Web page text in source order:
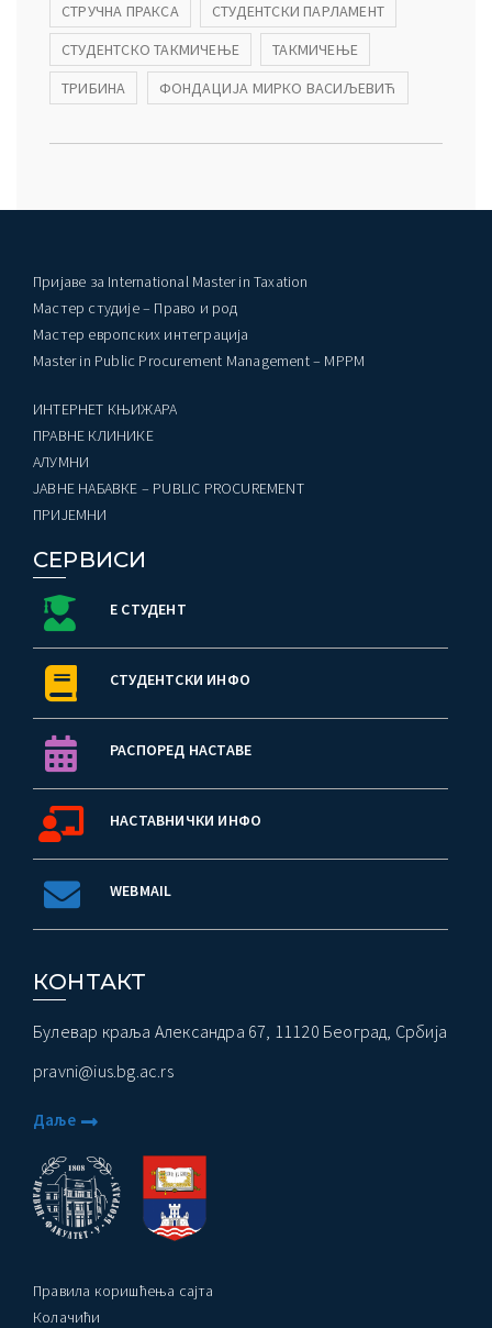
СТРУЧНА ПРАКСА
СТУДЕНТСКИ ПАРЛАМЕНТ
СТУДЕНТСКО ТАКМИЧЕЊЕ
ТАКМИЧЕЊЕ
ТРИБИНА
ФОНДАЦИЈА МИРКО ВАСИЉЕВИЋ
Пријаве за International Master in Taxation
Мастер студије – Право и род
Мастер европских интеграција
Master in Public Procurement Management – MPPM
ИНТЕРНЕТ КЊИЖАРА
ПРАВНЕ КЛИНИКЕ
AЛУМНИ
ЈАВНЕ НАБАВКЕ – PUBLIC PROCUREMENT
ПРИЈЕМНИ
СЕРВИСИ
Е СТУДЕНТ
СТУДЕНТСКИ ИНФО
РАСПОРЕД НАСТАВЕ
НАСТАВНИЧКИ ИНФО
WEBMAIL
КОНТАКТ
Булевар краља Александра 67, 11120 Београд, Србија
pravni@ius.bg.ac.rs
Даље
Правила коришћења сајта
Колачићи